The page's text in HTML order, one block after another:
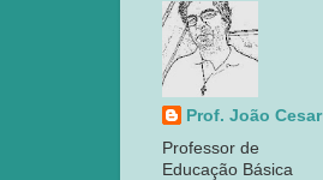
Prof. João Cesar
Professor de
Educação Básica